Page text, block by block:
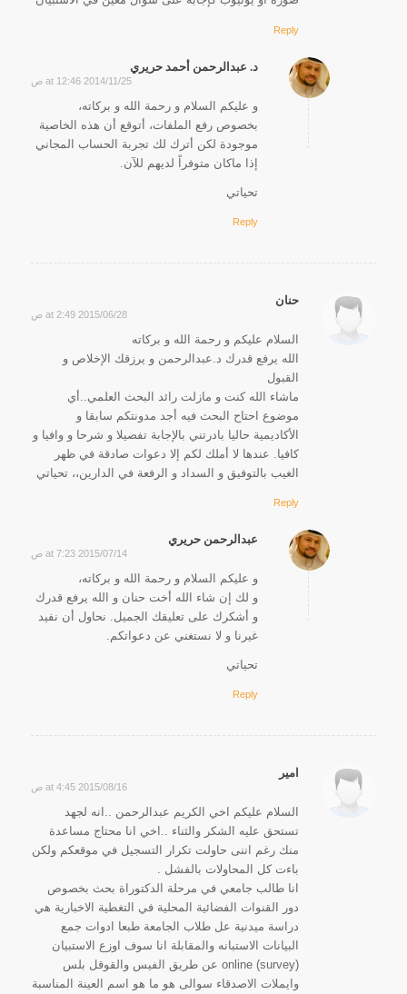
Reply
د. عبدالرحمن أحمد حريري
2014/11/25 at 12:46 ص
و عليكم السلام و رحمة الله و بركاته،
بخصوص رفع الملفات، أتوقع أن هذه الخاصية
موجودة لكن أترك لك تجربة الحساب المجاني
إذا ماكان متوفراً لديهم للآن.
تحياتي
Reply
حنان
2015/06/28 at 2:49 ص
السلام عليكم و رحمة الله و بركاته
الله يرفع قدرك د.عبدالرحمن و يرزقك الإخلاص و
القبول
ماشاء الله كنت و مازلت رائد البحث العلمي..أي
موضوع احتاح البحث فيه أجد مدونتكم سابقا و
الأكاديمية حاليا بادرتني بالإجابة تفصيلا و شرحا و وافيا و
كافيا. عندها لا أملك لكم إلا دعوات صادقة في ظهر
الغيب بالتوفيق و السداد و الرفعة في الدارين،، تحياتي
Reply
عبدالرحمن حريري
2015/07/14 at 7:23 ص
و عليكم السلام و رحمة الله و بركاته،
و لك إن شاء الله أخت حنان و الله يرفع قدرك
و أشكرك على تعليقك الجميل. نحاول أن نفيد
غيرنا و لا نستغني عن دعواتكم.
تحياتي
Reply
امير
2015/08/16 at 4:45 ص
السلام عليكم اخي الكريم عبدالرحمن ..انه لجهد
تستحق عليه الشكر والثناء ..اخي انا محتاج مساعدة
منك رغم اننى حاولت تكرار التسجيل في موقعكم ولكن
باءت كل المحاولات بالفشل .
انا طالب جامعي في مرحلة الدكتوراة بحث بخصوص
دور القنوات الفضائية المحلية في التغطية الاخبارية هي
دراسة ميدنية عل طلاب الجامعة طبعا ادوات جمع
البيانات الاستبانه والمقابلة انا سوف اوزع الاستبيان
(online (survey عن طريق الفيس والقوقل بلس
وايملات الاصدقاء سوالى هو ما هو اسم العينة المناسبة